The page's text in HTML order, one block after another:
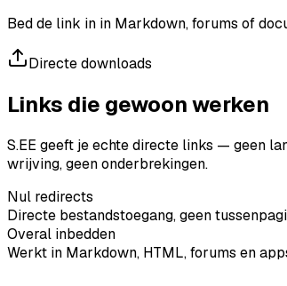
Bed de link in in Markdown, forums of
Directe downloads
Links die gewoon werken
S.EE geeft je echte directe links — geen
wrijving, geen onderbrekingen.
Nul redirects
Directe bestandstoegang, geen
Overal inbedden
Werkt in Markdown, HTML, forums en